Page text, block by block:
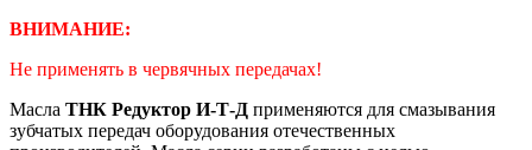
ВНИМАНИЕ:
Не применять в червячных передачах!
Масла ТНК Редуктор И-Т-Д применяются для смазывания
зубчатых передач оборудования отечественных